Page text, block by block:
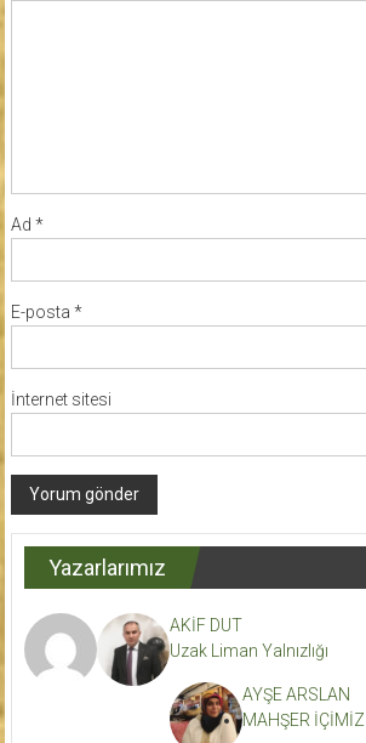
Ad *
E-posta *
İnternet sitesi
Yazarlarımız
AKİF DUT
Uzak Liman Yalnızlığı
AYŞE ARSLAN
MAHŞER İÇİMİZ